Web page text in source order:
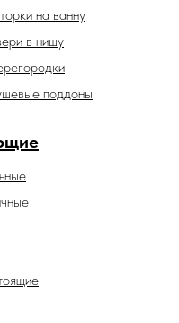
на ванну
в нишу
поддоны